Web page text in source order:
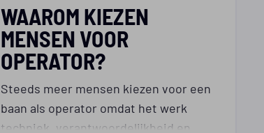
WAAROM KIEZEN
MENSEN VOOR
OPERATOR?
Steeds meer mensen kiezen voor een
baan als operator omdat het werk
techniek, verantwoordelijkheid en